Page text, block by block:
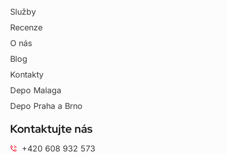
Služby
Recenze
O nás
Blog
Kontakty
Depo Malaga
Depo Praha a Brno
Kontaktujte nás
+420 608 932 573